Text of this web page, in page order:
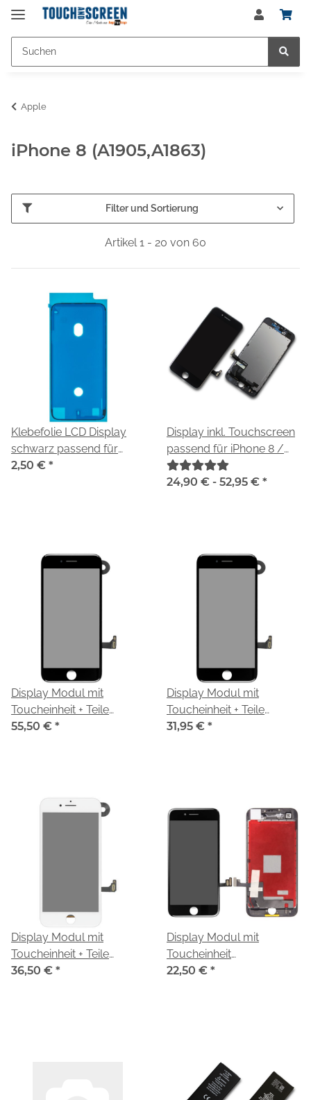
Apple
iPhone 8 (A1905,A1863)
Filter und Sortierung
Artikel 1 - 20 von 60
Klebefolie LCD Display
schwarz passend für
iPhone 8 / SE 2020
2,50 € *
Display inkl. Touchscreen
passend für iPhone 8 /
SE 2020
24,90 € - 52,95 € *
Display Modul mit
Toucheinheit + Teile
black/schwarz für Apple
55,50 € *
Display Modul mit
Toucheinheit + Teile
black/schwarz für Apple
31,95 € *
Display Modul mit
Toucheinheit + Teile
white/weiß für Apple
36,50 € *
Display Modul mit
Toucheinheit
black/schwarz 661-
22,50 € *